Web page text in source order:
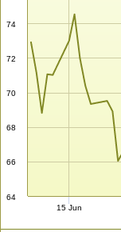
64
66
68
70
72
74
15 Jun